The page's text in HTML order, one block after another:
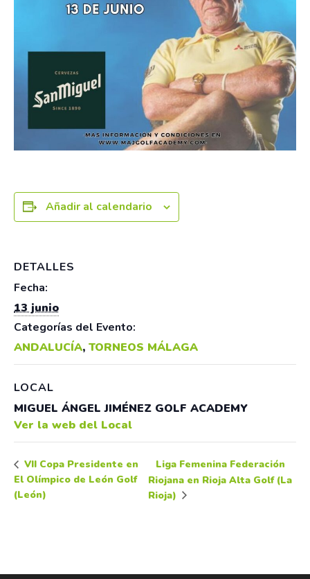
Añadir al calendario
DETALLES
Fecha:
13 junio
Categorías del Evento:
ANDALUCÍA, TORNEOS MÁLAGA
LOCAL
MIGUEL ÁNGEL JIMÉNEZ GOLF ACADEMY
Ver la web del Local
VII Copa Presidente en
El Olímpico de León Golf
(León)
Liga Femenina Federación
Riojana en Rioja Alta Golf (La
Rioja)